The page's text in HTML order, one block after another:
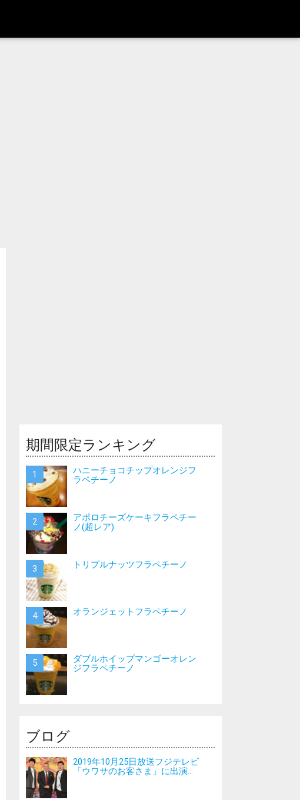
期間限定ランキング
ハニーチョコチップオレンジフ
ラペチーノ
アポロチーズケーキフラペチー
ノ(超レア)
トリプルナッツフラペチーノ
オランジェットフラペチーノ
ダブルホイップマンゴーオレン
ジフラペチーノ
ブログ
2019年10月25日放送フジテレビ
「ウワサのお客さま」に出演...